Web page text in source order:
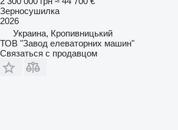
Зерносушилка
2026
Украина, Кропивницький
ТОВ "Завод елеваторних машин"
Связаться с продавцом